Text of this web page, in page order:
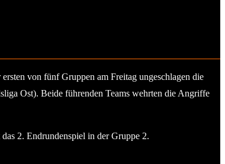
von fünf Gruppen am Freitag ungeschlagen die
Ost). Beide führenden Teams wehrten die Angriffe
2. Endrundenspiel in der Gruppe 2.